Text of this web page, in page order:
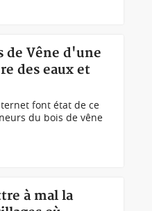
de Vêne d'une
des eaux et
font état de ce
du bois de vêne
à mal la